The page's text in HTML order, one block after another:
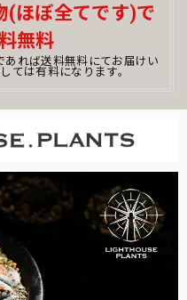
(ほぼ全てです)で
無料
れば送料無料にてお届けい
ては有料になります。
フォルビア
で購入を決めました。梱
ぼれなどなくきれいでし
育しっかり頑張ります。
にありがとうござい
カムです！育て方な
したら何なりとお申
次も是非！今後とも